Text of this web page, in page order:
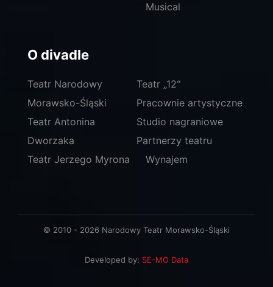
Musical
O divadle
Teatr Narodowy
Morawsko-Śląski
Teatr Antonina
Dworzaka
Teatr Jerzego Myrona
Teatr „12“
Pracownie artystyczne
Studio nagraniowe
Partnerzy teatru
Wynajem
© 2010 - 2026 Narodowy Teatr Morawsko-Śląski
Developed by: SE-MO Data